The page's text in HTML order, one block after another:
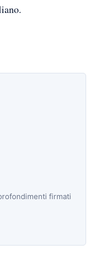
firmati